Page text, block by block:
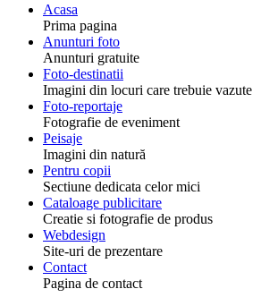
Acasa
Prima pagina
Anunturi foto
Anunturi gratuite
Foto-destinatii
Imagini din locuri care trebuie vazute
Foto-reportaje
Fotografie de eveniment
Peisaje
Imagini din natură
Pentru copii
Sectiune dedicata celor mici
Cataloage publicitare
Creatie si fotografie de produs
Webdesign
Site-uri de prezentare
Contact
Pagina de contact